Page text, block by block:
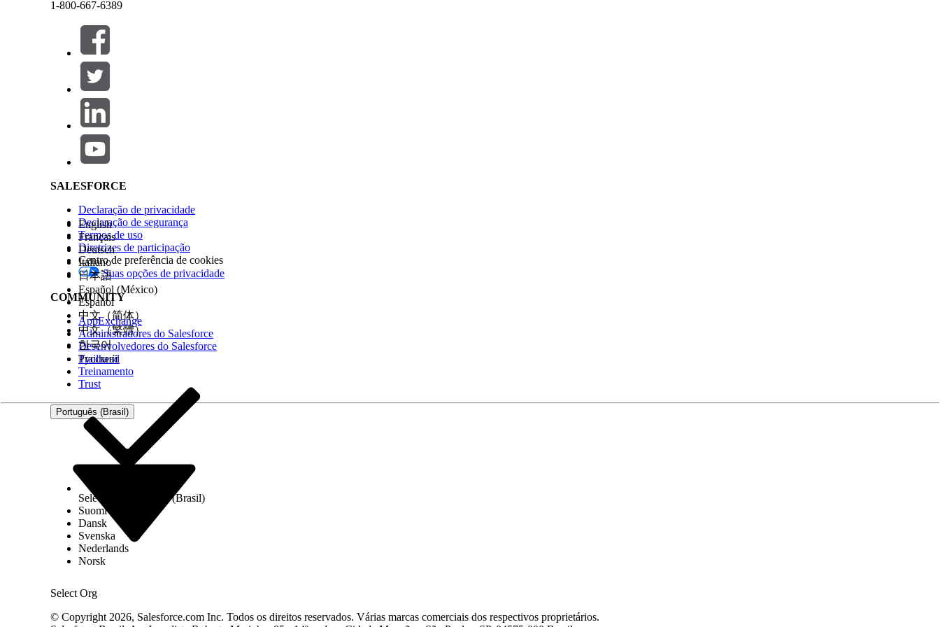
Limpar tudo
Entender a filosofia e os hábitos de doação de um doador consultando seu histórico de doações.
Acompanhar e comemorar os marcos de um doador, como aniversários, formaturas e datas comemorativas. Use-os para personalizar as
comunicações e estabelecer um relacionamento mais forte com o doador.
ainda mais seu relacionamento.
Criar resumos de interação que registrem suas comunicações e engajamentos com o doador.
Carregar notas e arquivos pertinentes na guia Notas e arquivos.
Familiarizar-se rapidamente com os interesses do doador visualizando suas Marcações de interesses.
CONSULTE TAMBÉM:
Configurar o Fundraising
Resumos de interação
Eventos e marcos
ESTE ARTIGO RESOLVEU SEU PROBLEMA?
Diga-nos para podermos melhorar!
1-800-667-6389
SALESFORCE
Declaração de privacidade
Declaração de segurança
Termos de uso
Diretrizes de participação
Centro de preferência de cookies
Suas opções de privacidade
COMMUNITY
AppExchange
Administradores do Salesforce
Desenvolvedores do Salesforce
Trailhead
Treinamento
Trust
Português (Brasil)
Select Org
English
Français
Deutsch
Italiano
日本語
Español (México)
Español
中文（简体）
中文（繁體）
한국어
Русский
Select Org
Português (Brasil)
Suomi
Dansk
Svenska
Nederlands
Norsk
© Copyright 2026, Salesforce.com Inc. Todos os direitos reservados. Várias marcas comerciais dos respectivos proprietários.
Salesforce Help | Article